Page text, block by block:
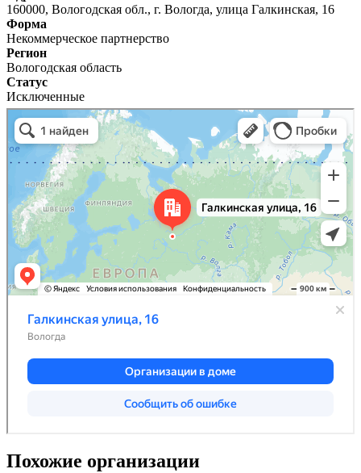
160000, Вологодская обл., г. Вологда, улица Галкинская, 16
Форма
Некоммерческое партнерство
Регион
Вологодская область
Статус
Исключенные
Похожие организации